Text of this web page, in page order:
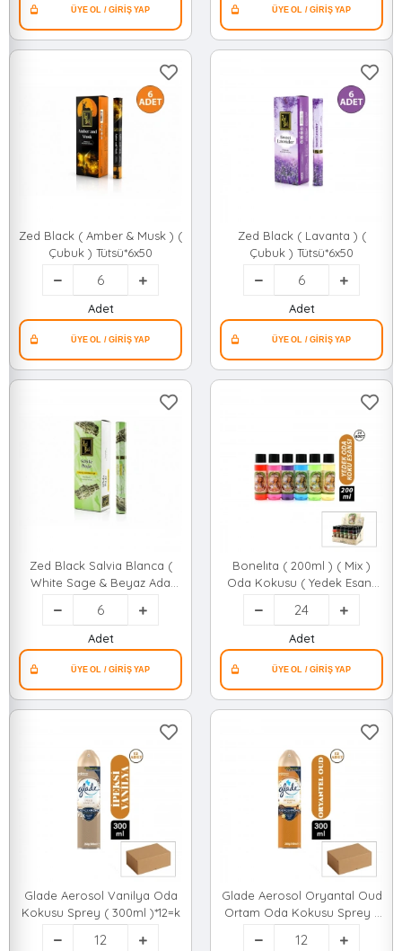
Zed Black ( Amber & Musk ) (
Çubuk ) Tütsü*6x50
Adet
Zed Black ( Lavanta ) (
Çubuk ) Tütsü*6x50
Adet
Zed Black Salvia Blanca (
White Sage & Beyaz Ada
Çay ) ( Çubuk ) Tütsü*6x50
Adet
Bonelıta ( 200ml ) ( Mix )
Oda Kokusu ( Yedek Esans
)*24x4
Adet
Glade Aerosol Vanilya Oda
Kokusu Sprey ( 300ml )*12=k
Glade Aerosol Oryantal Oud
Ortam Oda Kokusu Sprey (
300ml )*12=k